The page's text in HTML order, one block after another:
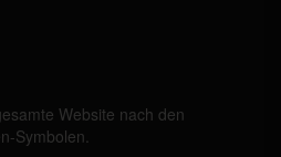
Website nach den
Symbolen.